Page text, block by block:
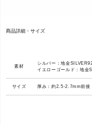
商品詳細・サイズ
素材
シルバー：地金
イエローゴールド：地
サイズ 厚み：約2.5-2.7mm前後